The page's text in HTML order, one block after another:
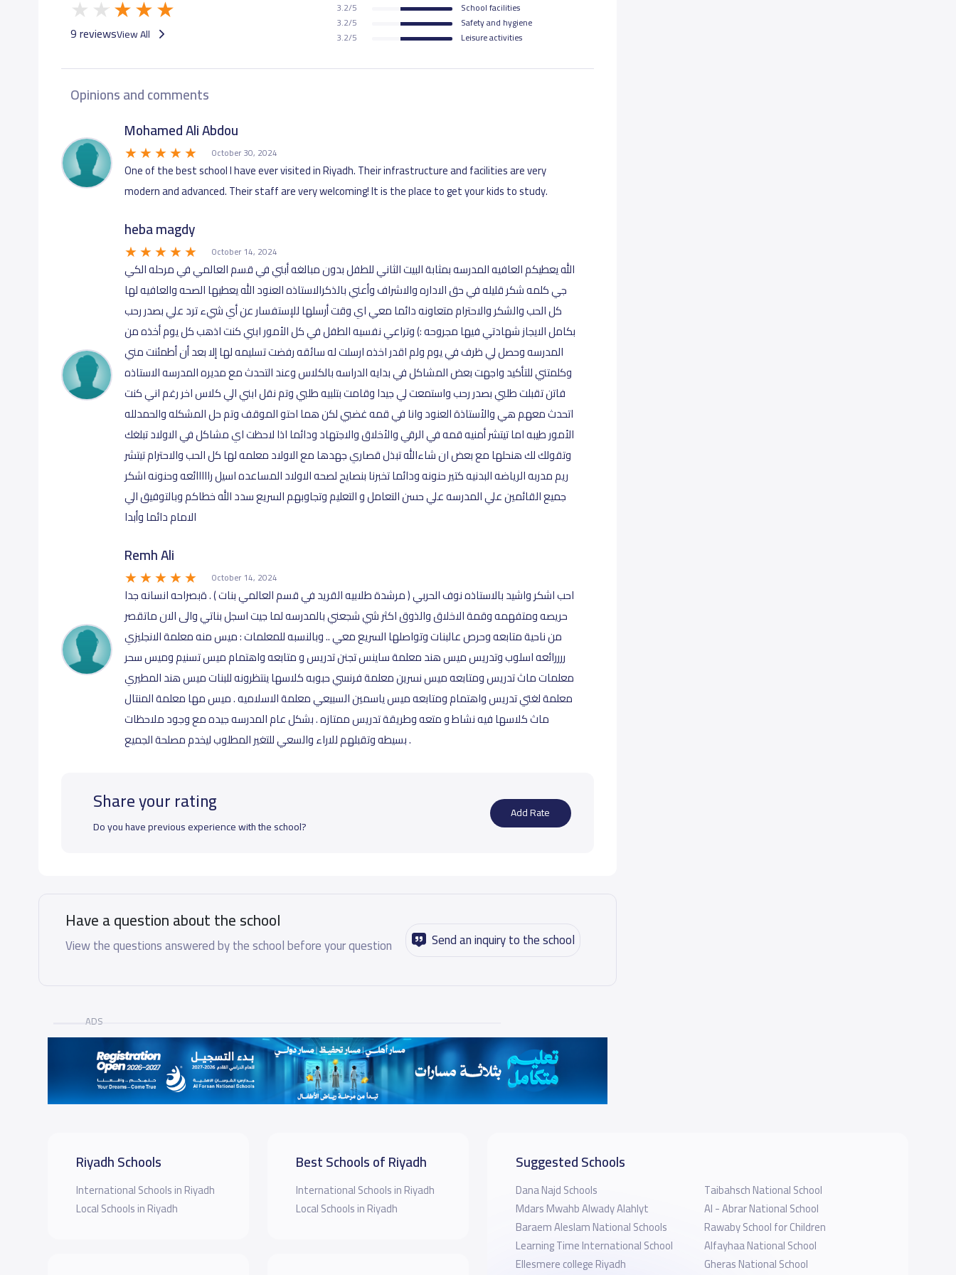
GRADE 7
24,000 S.R
GRADE 8
24,000 S.R
24,000 S.R
GRADE 10
26,000 S.R
26,000 S.R
GRADE 12
26,000 S.R
9 reviewsView All
3.2/5
School facilities
3.2/5
Safety and hygiene
3.2/5
Leisure activities
Opinions and comments
Mohamed Ali Abdou
October 30, 2024
One of the best school I have ever visited in Riyadh. Their infrastructure and facilities are very
modern and advanced. Their staff are very welcoming! It is the place to get your kids to study.
heba magdy
October 14, 2024
الله يعطيكم العافيه المدرسه بمثابة البيت الثاني للطفل بدون مبالغه أبني في قسم العالمي في مرحله الكي
جي كلمه شكر قليله في حق الاداره والاشراف وأعني بالذكرالاستاذه العنود الله يعطيها الصحه والعافيه لها
كل الحب والشكر والاحترام متعاونه دائما معي اي وقت أرسلها للإستفسار عن أي شيء ترد علي بصدر رحب
بكامل الايجاز شهادتي فيها مجروحه :) وتراعي نفسيه الطفل في كل الأمور ابني كنت اذهب كل يوم أخذه من
المدرسه وحصل لي ظرف في يوم ولم اقدر اخذه ارسلت له سائقه رفضت تسليمه لها إلا بعد أن أطمئنت مني
وكلمتني للتأكيد واجهت بعض المشاكل في بدايه الدراسه بالكلاس وعند التحدث مع مديره المدرسه الاستاذه
فاتن تقبلت طلبي بصدر رحب واستمعت لي جيدا وقامت بتلبيه طلبي وتم نقل ابني الي كلاس اخر رغم اني كنت
اتحدث معهم هي والأستاذة العنود وانا في قمه غضبي لكن هما احتو الموقف وتم حل المشكله والحمدلله
الأمور طيبه اما تيتشر أمنيه قمه في الرقي والأخلاق والاجتهاد ودائما اذا لاحظت اي مشاكل في الاولاد تبلغك
وتقولك لك هنحلها مع بعض ان شاءالله تبذل قصاري جهدها مع الاولاد معلمه لها كل الحب والاحترام تيتشر
ريم مدربه الرياضه البدنيه كتير حنونه ودائما تخبرنا بنصايح لصحه الاولاد المساعده اسيل رااااائعه وحنونه اشكر
جميع القائمين علي المدرسه علي حسن التعامل و التعليم وتجاوبهم السريع سدد الله خطاكم وبالتوفيق الي
الامام دائما وأبدا
Remh Ali
October 14, 2024
احب اشكر واشيد بالاستاذه نوف الحربي ( مرشدة طلابيه القريد في قسم العالمي بنات ) . ةبصراحه انسانه جدا
حريصه ومتفهمه وقمة الاخلاق والذوق اكثر شي شجعني بالمدرسه لما جيت اسجل بناتي والى الان ماتقصر
من ناحية متابعه وحرص عالبنات وتواصلها السريع معي .. وبالنسبه للمعلمات : ميس منه معلمة الانجليزي
ررررائعه اسلوب وتدريس ميس هند معلمة ساينس تجنن تدريس و متابعه واهتمام ميس تسنيم وميس سحر
معلمات ماث تدريس ومتابعه ميس نسرين معلمة فرنسي حبوبه كلاسها ينتظرونه للبنات ميس هند المطيري
معلمة لغتي تدريس واهتمام ومتابعه ميس ياسمين السبيعي معلمة الاسلاميه . ميس مها معلمة المنتال
ماث كلاسها فيه نشاط و متعه وطريقة تدريس ممتازه . بشكل عام المدرسه جيده مع وجود ملاحظات
بسيطه وتقبلهم للاراء والسعي للتغير المطلوب ليخدم مصلحة الجميع .
Share your rating
Do you have previous experience with the school?
Add Rate
Have a question about the school
View the questions answered by the school before your question Send an inquiry to the school
ADS
Riyadh Schools
International Schools in Riyadh
Local Schools in Riyadh
Best Schools of Riyadh
International Schools in Riyadh
Local Schools in Riyadh
Suggested Schools
Dana Najd Schools
Mdars Mwahb Alwady Alahlyt
Baraem Aleslam National Schools
Learning Time International School
Ellesmere college Riyadh
Taibahsch National School
Al - Abrar National School
Rawaby School for Children
Alfayhaa National School
Gheras National School